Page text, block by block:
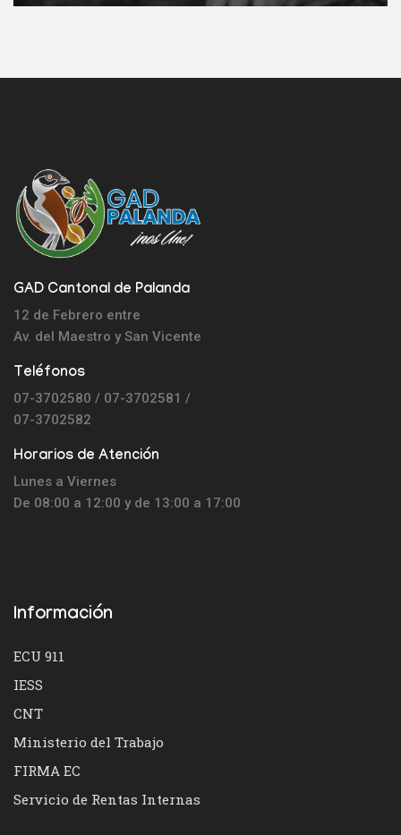
GAD Cantonal de Palanda
12 de Febrero entre
Av. del Maestro ySan Vicente
Teléfonos
07-3702580 / 07-3702581 /
07-3702582
Horarios de Atención
Lunes a Viernes
De 08:00 a 12:00 y de 13:00 a 17:00
Información
ECU 911
IESS
CNT
Ministerio del Trabajo
FIRMA EC
Servicio de Rentas Internas